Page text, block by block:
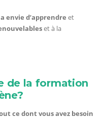
envie d’apprendre et
et à la
de la formation
ce dont vous avez besoin